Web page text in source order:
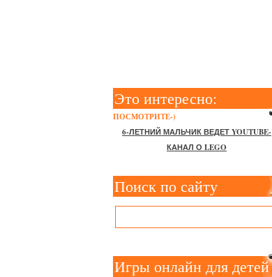
Это интересно:
ПОСМОТРИТЕ-)
6-ЛЕТНИЙ МАЛЬЧИК ВЕДЕТ YOUTUBE-
КАНАЛ О LEGO
Поиск по сайту
Игры онлайн для детей